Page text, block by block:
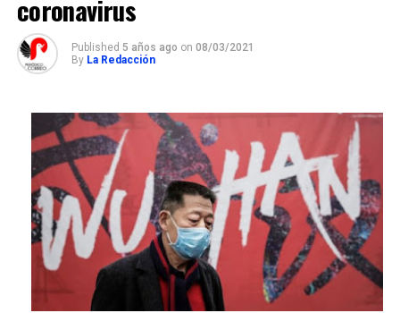
coronavirus
Published 5 años ago on 08/03/2021
By La Redacción